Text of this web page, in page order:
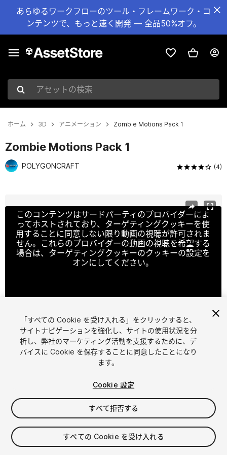
あらゆるワークフローのツール・フレームワーク・コ
ンテンツで、もっと速く開発 — 全品50%オフ。
アセットの検索
ホーム 3D アニメーション Zombie Motions Pack 1
Zombie Motions Pack 1
POLYGONCRAFT (4)
このコンテンツはサードパーティのプロバイダーによ
ってホストされており、ターゲティングクッキーを使
用することに同意しない限り動画の視聴が許可されま
せん。これらのプロバイダーの動画の視聴を希望する
場合は、ターゲティングクッキーのクッキーの設定を
オンにしてください。
1 /8
$45
消費税は決済時に計算されます
「すべての Cookie を受け入れる」をクリックすると、
サイトナビゲーションを強化し、サイトの使用状況を分
析し、弊社のマーケティング活動を支援するために、デ
バイスに Cookie を保存することに同意したことになり
ます。
Cookie 設定
すべて拒否する
すべての Cookie を受け入れる